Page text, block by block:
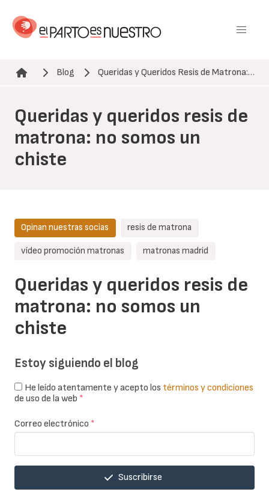
contenido
Ruta de navegación
Blog Queridas y Queridos Resis de Matrona:…
Queridas y queridos resis de
matrona: no somos un
chiste
Queridas y queridos resis de
matrona: no somos un
chiste
Opinan nuestras socias resis de matrona
vídeo promoción matronas matronas madrid
Estoy siguiendo el blog
He leído atentamente y acepto los términos y condiciones
de uso de la web *
Correo electrónico *
Suscribirse